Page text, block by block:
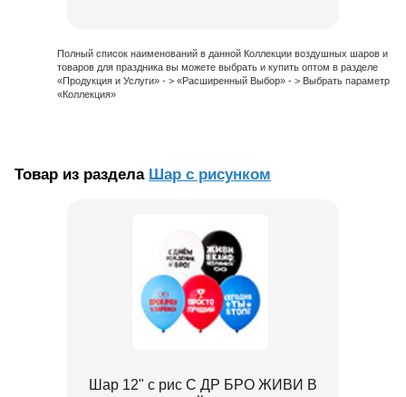
Полный список наименований в данной Коллекции воздушных шаров и
товаров для праздника вы можете выбрать и купить оптом в разделе
«Продукция и Услуги» - > «Расширенный Выбор» - > Выбрать параметр
«Коллекция»
Товар из раздела Шар с рисунком
Шар 12" с рис С ДР БРО ЖИВИ В